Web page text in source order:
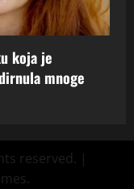
koja je
mnoge
reserved. |